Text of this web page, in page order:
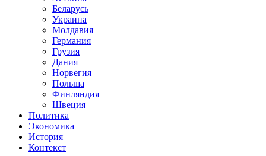
Беларусь
Украина
Молдавия
Германия
Грузия
Дания
Норвегия
Польша
Финляндия
Швеция
Политика
Экономика
История
Контекст